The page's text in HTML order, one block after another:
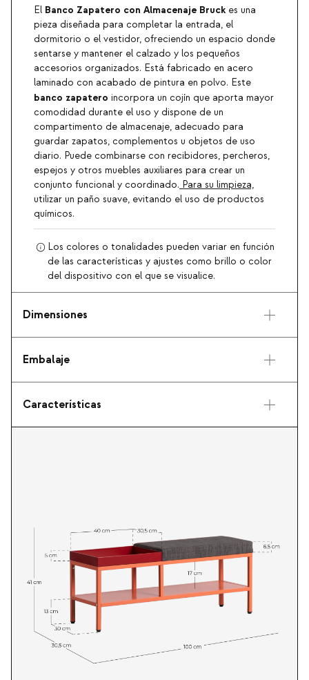
El Banco Zapatero con Almacenaje Bruckes una
pieza diseñada para completar la entrada, el
dormitorio o el vestidor, ofreciendo un espacio donde
sentarse y mantener el calzado y los pequeños
accesorios organizados. Está fabricado en acero
laminado con acabado de pintura en polvo. Este
banco zapatero incorpora un cojín que aporta mayor
comodidad durante el uso y dispone de un
compartimento de almacenaje, adecuado para
guardar zapatos, complementos u objetos de uso
diario. Puede combinarse con recibidores, percheros,
espejos y otros muebles auxiliares para crear un
conjunto funcional y coordinado. Para su limpieza,
utilizar un paño suave, evitando el uso de productos
químicos.
Los colores o tonalidades pueden variar en función
de las características y ajustes como brillo o color
del dispositivo con el que se visualice.
Dimensiones
Embalaje
Características